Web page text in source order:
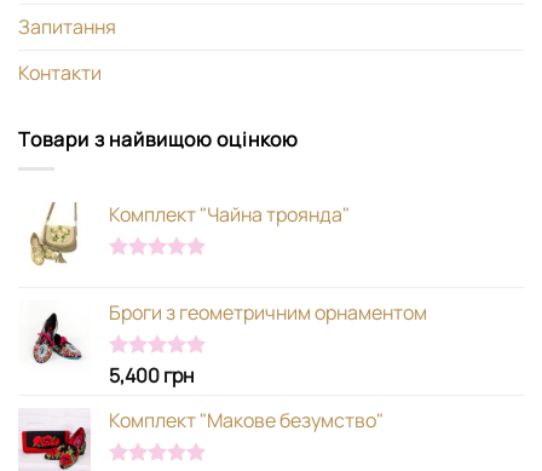
Запитання
Контакти
Товари з найвищою оцінкою
Комплект "Чайна троянда"
Броги з геометричним орнаментом
Оцінено в
з 5
5,400грн
Комплект "Макове безумство"